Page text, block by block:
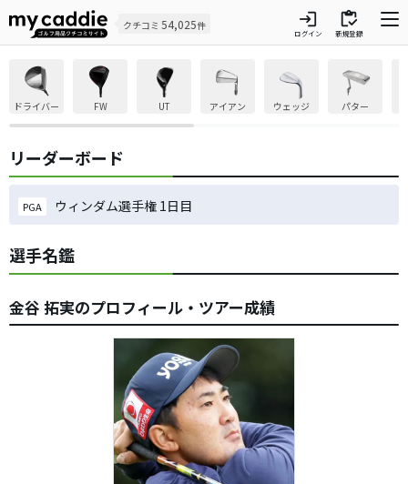
クチコミ 54,025件 login
ログイン
inventory
新規登録
ドライバー FW UT アイアン ウェッジ パター
リーダーボード
PGA ウィンダム選手権 1日目
選手名鑑
金谷 拓実のプロフィール・ツアー成績